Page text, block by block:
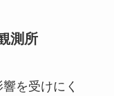
測所
を受けにく